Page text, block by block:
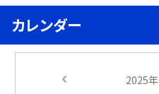
カレンダー
2025年